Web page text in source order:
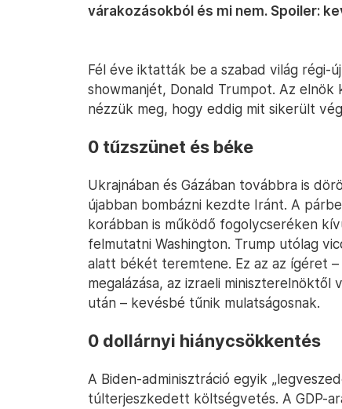
várakozásokból és mi nem. Spoiler:
Fél éve iktatták be a szabad világ régi-
showmanjét, Donald Trumpot. Az
nézzük meg, hogy eddig mit sikerült
0 tűzszünet és béke
Ukrajnában és Gázában továbbra is
újabban bombázni kezdte Iránt. A
korábban is működő fogolycseréken
felmutatni Washington. Trump utólag
alatt békét teremtene. Ez az az ígéret
megalázása, az izraeli
után – kevésbé tűnik mulatságosnak.
0 dollárnyi hiánycsökkentés
A Biden-adminisztráció egyik
túlterjeszkedett költségvetés. A GDP-